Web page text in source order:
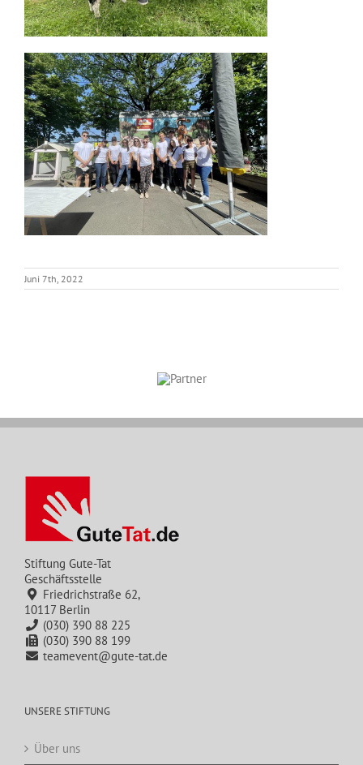
Juni 7th, 2022
Stiftung Gute-Tat
Geschäftsstelle
Friedrichstraße 62,
10117 Berlin
(030) 390 88 225
(030) 390 88 199
teamevent@gute-tat.de
UNSERE STIFTUNG
Über uns